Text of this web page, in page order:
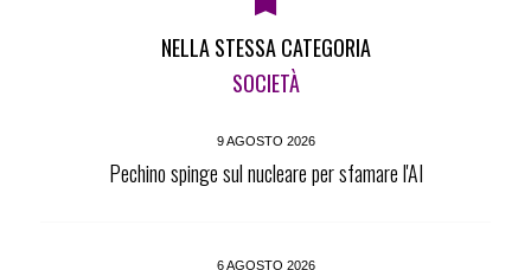
NELLA STESSA CATEGORIA
SOCIETÀ
9 AGOSTO 2026
Pechino spinge sul nucleare per sfamare l'AI
6 AGOSTO 2026